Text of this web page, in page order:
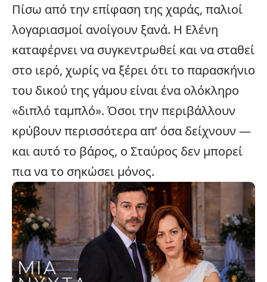
Πίσω από την επίφαση της χαράς, παλιοί
λογαριασμοί ανοίγουν ξανά. Η Ελένη
καταφέρνει να συγκεντρωθεί και να σταθεί
στο ιερό, χωρίς να ξέρει ότι το παρασκήνιο
του δικού της γάμου είναι ένα ολόκληρο
«διπλό ταμπλό». Όσοι την περιβάλλουν
κρύβουν περισσότερα απ’ όσα δείχνουν —
και αυτό το βάρος, ο Σταύρος δεν μπορεί
πια να το σηκώσει μόνος.